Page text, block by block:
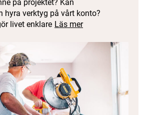
på projektet? Kan
hyra verktyg på vårt konto?
livet enklare Läs mer